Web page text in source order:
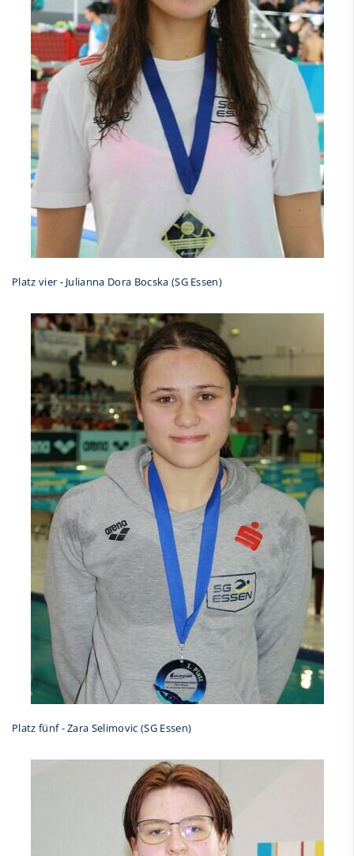
Platz vier - Julianna Dora Bocska (SG Essen)
Platz fünf - Zara Selimovic (SG Essen)